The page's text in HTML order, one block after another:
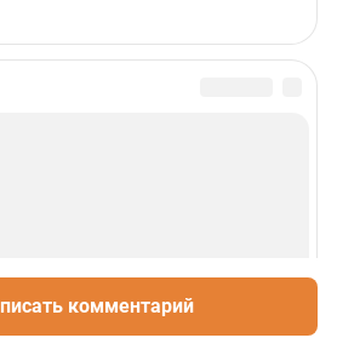
комментарий